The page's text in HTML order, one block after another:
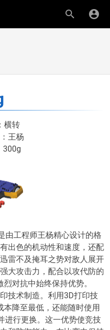
横转
王杨
300g
由工程师王杨精心设计的格
出色的机动性和速度，还配
雷不及掩耳之势对敌人展开
大攻击力，配合以攻代防的
对抗中始终保持优势。
技术制造。利用3D打印技
降至最低，还能随时使用
进行更换。这一优势使竞技